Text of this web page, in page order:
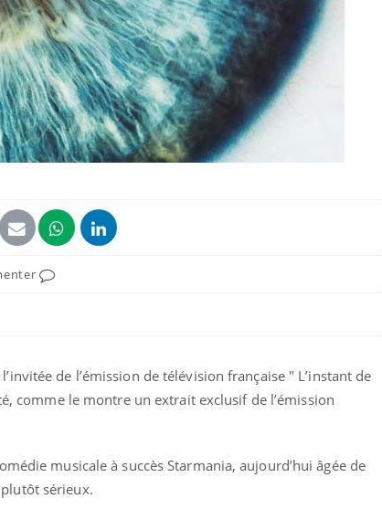
de l’émission de télévision française " L’instant de
comme le montre un extrait exclusif de l’émission
musicale à succès Starmania, aujourd’hui âgée de
sérieux.
secourue grâce à un
réflexe essentiel